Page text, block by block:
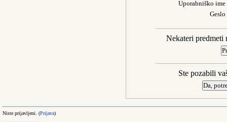
Uporabniško ime
Geslo
Nekateri predmeti
Ste pozabili
Niste prijavljeni. (Prijava)